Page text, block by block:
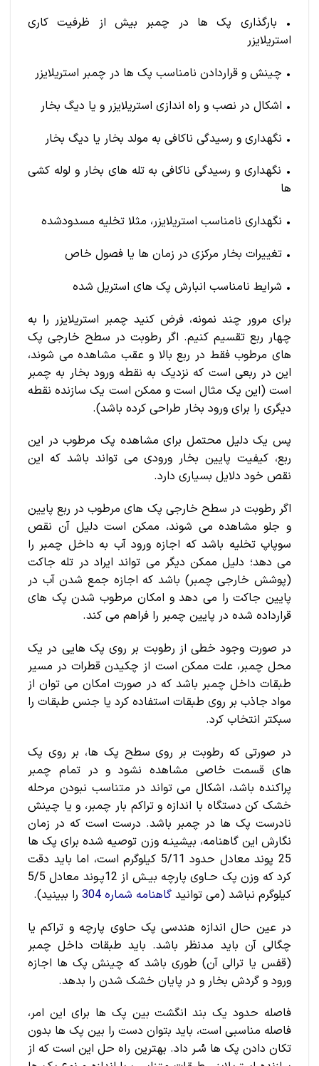
• بارگذاری پک ها در چمبر بیش از ظرفیت کاری
استریلایزر
• چینش و قراردادن نامناسب پک ها در چمبر استریلایزر
• اشکال در نصب و راه اندازی استریلایزر و یا دیگ بخار
• نگهداری و رسیدگی ناکافی به مولد بخار یا دیگ بخار
• نگهداری و رسیدگی ناکافی به تله های بخار و لوله کشی
ها
• نگهداری نامناسب استریلایزر، مثلا تخلیه مسدودشده
• تغییرات بخار مرکزی در زمان ها یا فصول خاص
• شرایط نامناسب انبارش پک های استریل شده
برای مرور چند نمونه، فرض کنید چمبر استریلایزر را به
چهار ربع تقسیم کنیم. اگر رطوبت در سطح خارجی پک
های مرطوب فقط در ربع بالا و عقب مشاهده می شوند،
این در ربعی است که نزدیک به نقطه ورود بخار به چمبر
است (این یک مثال است و ممکن است یک سازنده نقطه
دیگری را برای ورود بخار طراحی کرده باشد).
پس یک دلیل محتمل برای مشاهده پک مرطوب در این
ربع، کیفیت پایین بخار ورودی می تواند باشد که این
نقص خود دلایل بسیاری دارد.
اگر رطوبت در سطح خارجی پک های مرطوب در ربع پایین
و جلو مشاهده می شوند، ممکن است دلیل آن نقص
سوپاپ تخلیه باشد که اجازه ورود آب به داخل چمبر را
می دهد؛ دلیل ممکن دیگر می تواند ایراد در تله جاکت
(پوشش خارجی چمبر) باشد که اجازه جمع شدن آب در
پایین جاکت را می دهد و امکان مرطوب شدن پک های
قرارداده شده در پایین چمبر را فراهم می کند.
در صورت وجود خطی از رطوبت بر روی پک هایی در یک
محل چمبر، علت ممکن است از چکیدن قطرات در مسیر
طبقات داخل چمبر باشد که در صورت امکان می توان از
مواد جاذب بر روی طبقات استفاده کرد یا جنس طبقات را
سبکتر انتخاب کرد.
در صورتی که رطوبت بر روی سطح پک ها، بر روی پک
های قسمت خاصی مشاهده نشود و در تمام چمبر
پراکنده باشد، اشکال می تواند در متناسب نبودن مرحله
خشک کن دستگاه با اندازه و تراکم بار چمبر، و یا چینش
نادرست پک ها در چمبر باشد. درست است که در زمان
نگارش این گاهنامه، بیشینـه وزن توصیه شده برای پک ها
25 پوند معادل حدود 5/11 کیلوگرم است، اما باید دقت
کرد که وزن پک حـاوی پارچه بیـش از 12پـوند معادل 5/5
کیلوگرم نباشد (می توانید گاهنامه شماره 304
را ببینید).
در عین حال اندازه هندسی پک حاوی پارچه و تراکم یا
چگالی آن باید مدنظر باشد. باید طبقات داخل چمبر
(قفس یا ترالی آن) طوری باشد که چینش پک ها اجازه
ورود و گردش بخار و در پایان خشک شدن را بدهد.
فاصله حدود یک بند انگشت بین پک ها برای این امر،
فاصله مناسبی است، باید بتوان دست را بین پک ها بدون
تکان دادن پک ها سُـر داد. بهترین راه حل این است که از